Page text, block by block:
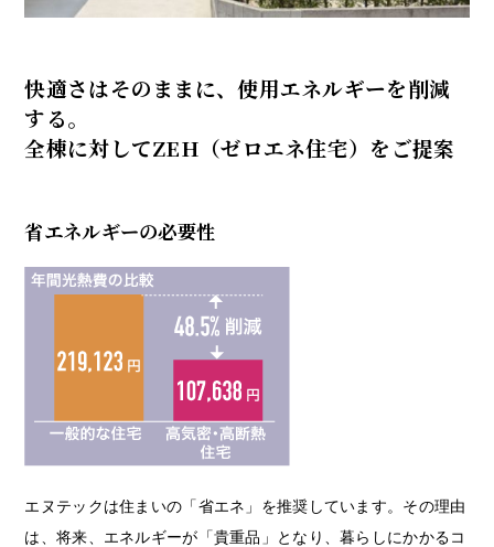
快適さはそのままに、使用エネルギーを削減
する。
全棟に対してZEH（ゼロエネ住宅）をご提案
省エネルギーの必要性
エヌテックは住まいの「省エネ」を推奨しています。その理由
は、将来、エネルギーが「貴重品」となり、暮らしにかかるコ